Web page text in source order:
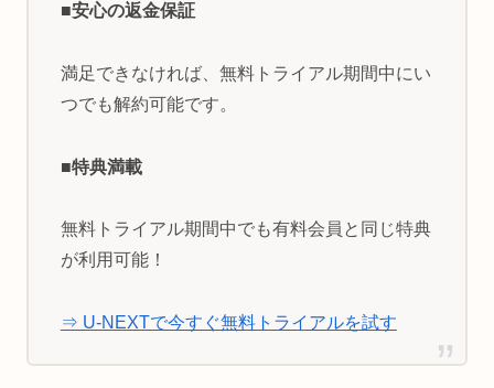
■安心の返金保証
満足できなければ、無料トライアル期間中にい
つでも解約可能です。
■特典満載
無料トライアル期間中でも有料会員と同じ特典
が利用可能！
⇒ U-NEXTで今すぐ無料トライアルを試す